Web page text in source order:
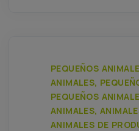
PEQUEÑOS
ANIMALES,
PEQUEÑOS
ANIMALES,
ANIMALES DE